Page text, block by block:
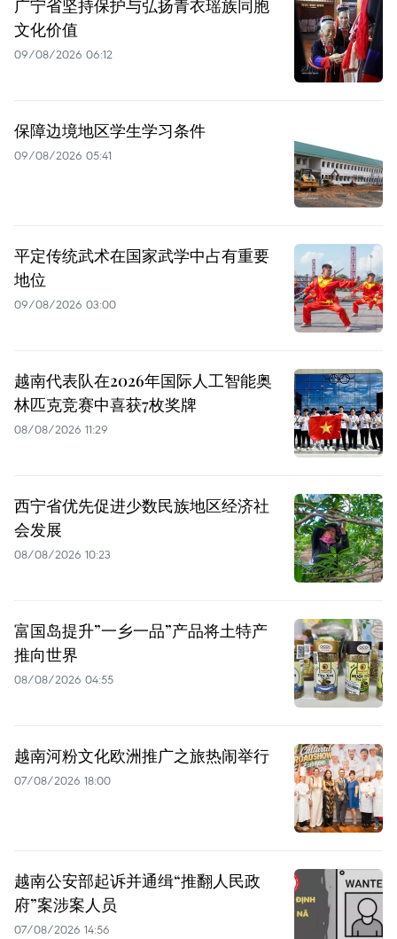
广宁省坚持保护与弘扬青衣瑶族同胞
文化价值
09/08/2026 06:12
保障边境地区学生学习条件
09/08/2026 05:41
平定传统武术在国家武学中占有重要
地位
09/08/2026 03:00
越南代表队在2026年国际人工智能奥
林匹克竞赛中喜获7枚奖牌
08/08/2026 11:29
西宁省优先促进少数民族地区经济社
会发展
08/08/2026 10:23
富国岛提升”一乡一品”产品将土特产
推向世界
08/08/2026 04:55
越南河粉文化欧洲推广之旅热闹举行
07/08/2026 18:00
越南公安部起诉并通缉“推翻人民政
府”案涉案人员
07/08/2026 14:56